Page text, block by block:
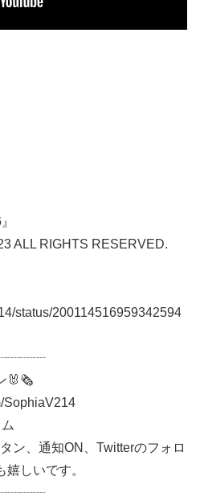
ALL RIGHTS RESERVED.
status/200114516959342594
🐰🗞
SophiaV214
ン、通知ON、Twitterのフォロ
しいです。